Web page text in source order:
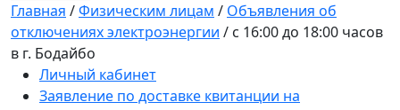
Главная /Физическим лицам / Объявления об
отключениях электроэнергии / с 16:00 до 18:00 часов
в г. Бодайбо
Личный кабинет
Заявление по доставке квитанции на